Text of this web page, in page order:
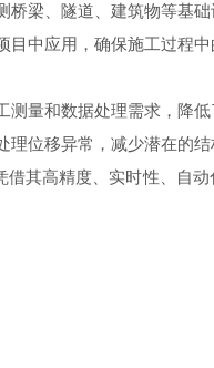
梁、隧道、建筑物等基础
中应用，确保施工过程中
量和数据处理需求，降低
位移异常，减少潜在的结
高精度、实时性、自动